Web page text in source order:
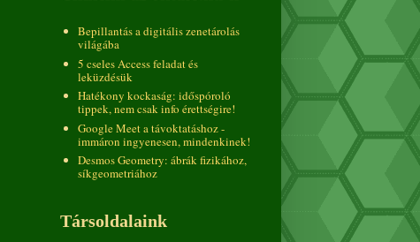
Bepillantás a digitális zenetárolás
világába
5 cseles Access feladat és
leküzdésük
Hatékony kockaság: időspóroló
tippek, nem csak info érettségire!
Google Meet a távoktatáshoz -
immáron ingyenesen, mindenkinek!
Desmos Geometry: ábrák fizikához,
síkgeometriához
Társoldalaink